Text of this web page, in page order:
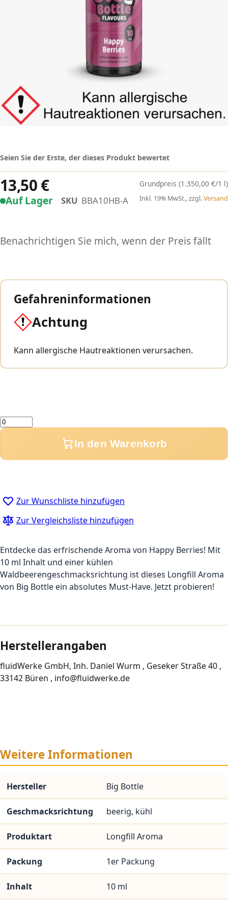
Auf Lager SKU BBA10HB-A
Seien Sie der Erste, der dieses Produkt bewertet
13,50 € (1.350,00 €/1 l)
Inkl. 19% MwSt., zzgl.Versand
Benachrichtigen Sie mich, wenn der Preis fällt
Gefahreninformationen
Achtung
Kann allergische Hautreaktionen verursachen.
Menge
In den Warenkorb
Zur Wunschliste hinzufügen
Zur Vergleichsliste hinzufügen
Entdecke das erfrischende Aroma von Happy Berries! Mit
10 ml Inhalt und einer kühlen
Waldbeerengeschmacksrichtung ist dieses Longfill Aroma
von Big Bottle ein absolutes Must-Have. Jetzt probieren!
Herstellerangaben
fluidWerke GmbH, Inh. Daniel Wurm , Geseker Straße 40 ,
33142 Büren , info@fluidwerke.de
Weitere Informationen
Hersteller Big Bottle
Geschmacksrichtung beerig, kühl
Produktart Longfill Aroma
Packung 1er Packung
Inhalt 10 ml